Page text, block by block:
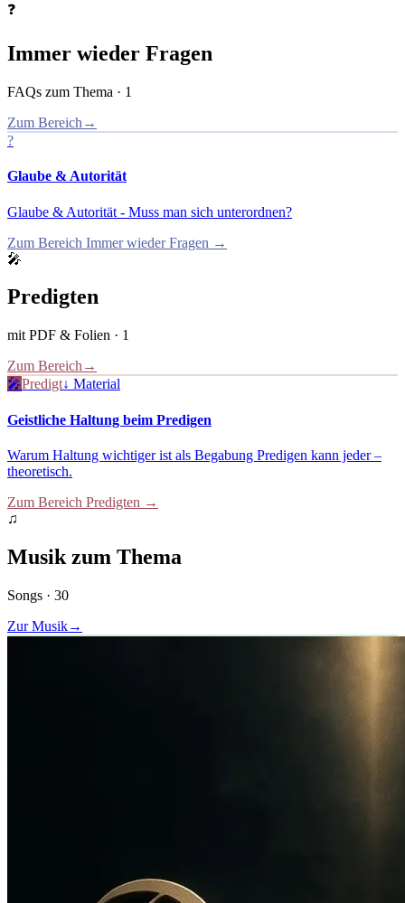
❓
Immer wieder Fragen
FAQs zum Thema · 1
Zum Bereich →
?
Glaube & Autorität
Glaube & Autorität - Muss man sich unterordnen?
Zum Bereich Immer wieder Fragen →
🎤
Predigten
mit PDF & Folien · 1
Zum Bereich →
🎤Predigt↓ Material
Geistliche Haltung beim Predigen
Warum Haltung wichtiger ist als Begabung Predigen kann jeder –
theoretisch.
Zum Bereich Predigten →
♫
Musik zum Thema
Songs · 30
Zur Musik→